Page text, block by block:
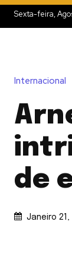
Sexta-feira,
Internacional
de
Janeiro 21,